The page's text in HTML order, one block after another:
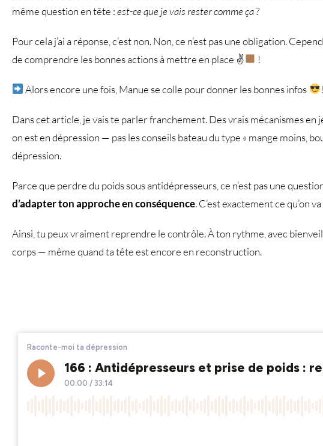
même question en tête :est-ce que je vais rester comme ça ?
Pour cela j’ai a réponse, c’est non. Non, ce n’est pas une obligation.
de comprendre les bonnes actions à mettre en place ✌
!
Alors encore une fois, Manue se colle pour donner les bonnes infos !
Dans cet article, je vais te parler franchement. Des vrais mécanismes
on est en dépression — pas les conseils bateau du type « mange moins,
dépression.
Parce que perdre du poids sous antidépresseurs, ce n’est pas une
d’adapter ton approche en conséquence. C’est exactement ce qu’on
Ainsi, tu peux vraiment reprendre le contrôle. À ton rythme, avec
corps — même quand ta tête est encore en reconstruction.